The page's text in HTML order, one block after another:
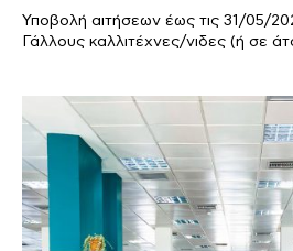
Υποβολή αιτήσεων έως τις 31/05/
Γάλλους καλλιτέχνες/νιδες (ή σε